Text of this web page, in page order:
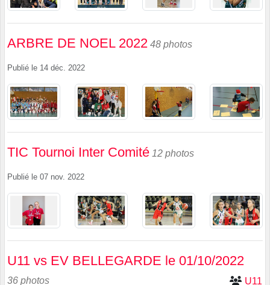
ARBRE DE NOEL 2022 48 photos
Publié le 14 déc. 2022
TIC Tournoi Inter Comité 12 photos
Publié le 07 nov. 2022
U11 vs EV BELLEGARDE le 01/10/2022
36 photos U11